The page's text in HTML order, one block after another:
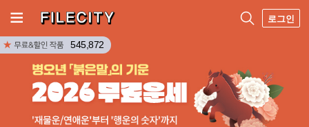
로그인
545,872